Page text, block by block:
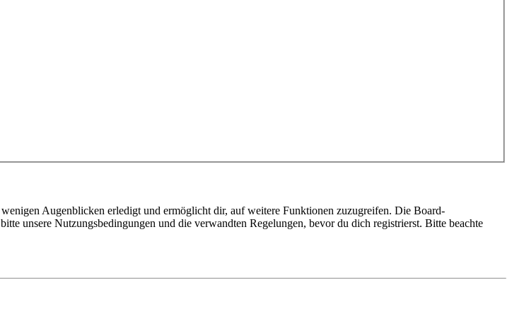
Augenblicken erledigt und ermöglicht dir, auf weitere Funktionen zuzugreifen. Die Board-
unsere Nutzungsbedingungen und die verwandten Regelungen, bevor du dich registrierst. Bitte beachte